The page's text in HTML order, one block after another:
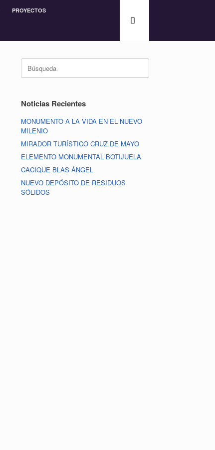
PROYECTOS
Noticias Recientes
MONUMENTO A LA VIDA EN EL NUEVO
MILENIO
MIRADOR TURÍSTICO CRUZ DE MAYO
ELEMENTO MONUMENTAL BOTIJUELA
CACIQUE BLAS ÁNGEL
NUEVO DEPÓSITO DE RESIDUOS
SÓLIDOS